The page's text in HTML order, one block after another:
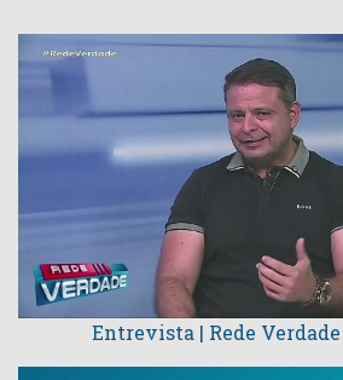
Entrevista | Rede Verdade